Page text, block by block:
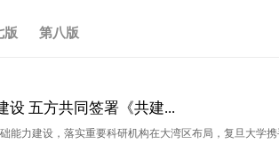
版 第八版
设 五方共同签署《共建...
能力建设，落实重要科研机构在大湾区布局，复旦大学